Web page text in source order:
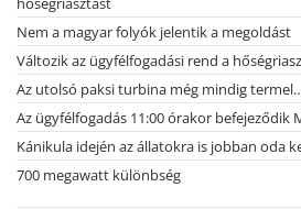
Nem a magyar folyók jelentik a megoldást
Változik az ügyfélfogadási rend a
Az utolsó paksi turbina még mindig
Az ügyfélfogadás 11:00 órakor befejeződik
Kánikula idején az állatokra is jobban oda
700 megawatt különbség